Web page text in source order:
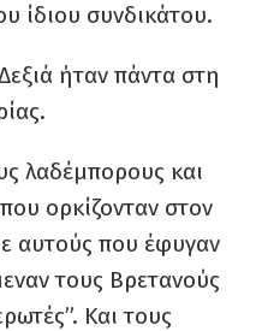
ίδιου συνδικάτου.
ήταν πάντα στη
λαδέμπορους και
ορκίζονταν στον
αυτούς που έφυγαν
τους Βρετανούς
Και τους